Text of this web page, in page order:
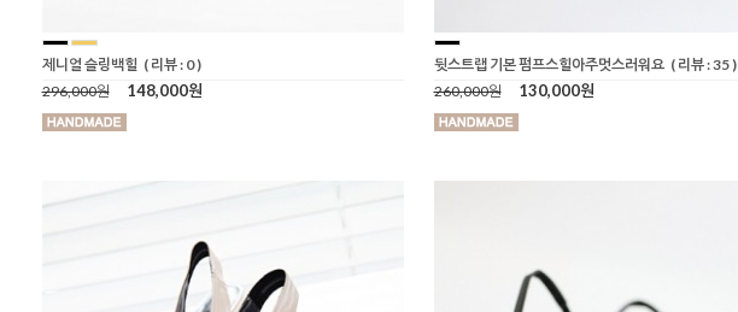
제니얼 슬링백힐 ( 리뷰 : 0 )
296,000원
148,000원
뒷스트랩 기본 펌프스힐아주멋스러워요 ( 리뷰 : 35 )
260,000원
130,000원